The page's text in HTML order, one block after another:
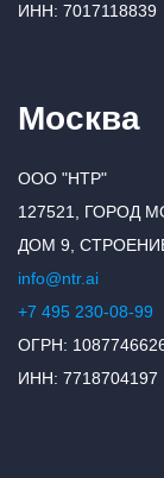
ИНН: 7017118839
Москва
ООО "НТР"
127521, ГОРОД
ДОМ 9,
info@ntr.ai
+7 495 230-08-99
ОГРН:
ИНН: 7718704197